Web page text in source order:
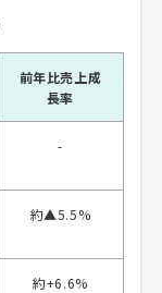
前年比売上成
長率
-
約▲5.5%
約+6.6%